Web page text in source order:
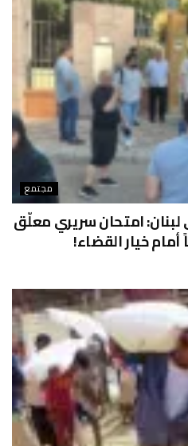
مجتمع
امتحان سريري معلّق